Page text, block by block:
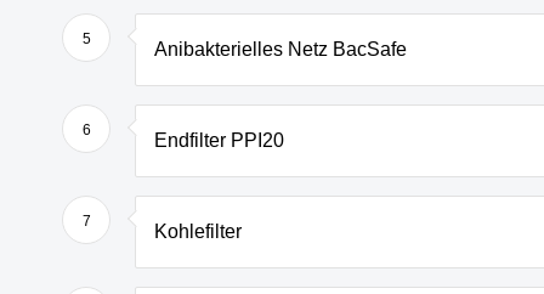
5 Anibakterielles Netz BacSafe
6 Endfilter PPI20
7 Kohlefilter